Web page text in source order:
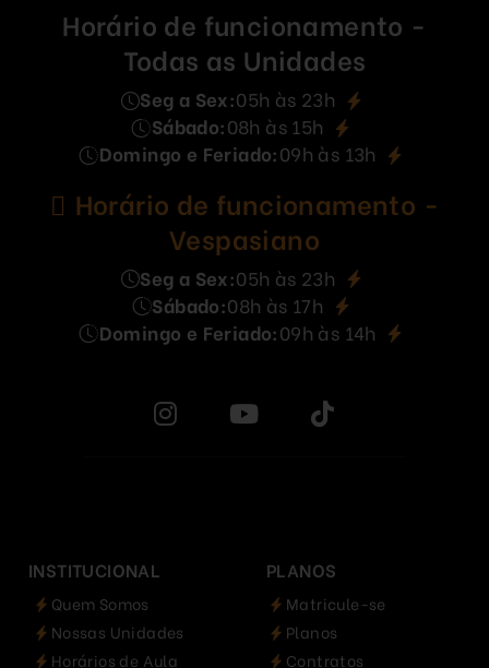
Horário de funcionamento -
Todas as Unidades
Seg a Sex:05h às 23h
Sábado:08h às 15h
Domingo e Feriado:09h às 13h
Horário de funcionamento -
Vespasiano
Seg a Sex:05h às 23h
Sábado:08h às 17h
Domingo e Feriado:09h às 14h
INSTITUCIONAL
Quem Somos
Nossas Unidades
Horários de Aula
PLANOS
Matricule-se
Planos
Contratos